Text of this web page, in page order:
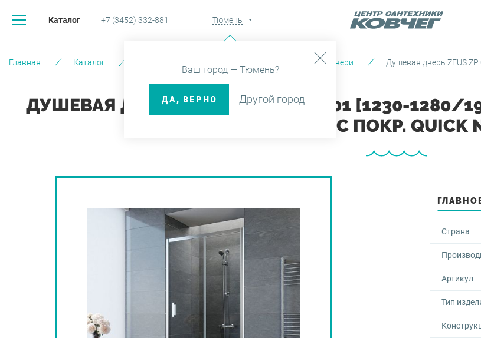
Каталог +7 (3452) 332-881 Тюмень
Ваш город — Тюмень?
ДА, ВЕРНО Другой город
Главная Каталог Душевые двери Душевая дверь ZEUS
ДУШЕВАЯ ДВЕРЬ ZEUS ZP 0125 08 01 [1230-
ПРОЗР. С ПОКР. QUICK
Страна
Артикул
Тип